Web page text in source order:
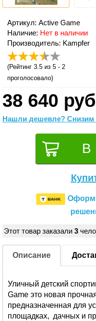
Артикул: Active Game
Наличие: Нет в наличии
Производитель: Kampfer
(Рейтинг 3.5 из 5 - 2
проголосовало)
38 640 руб
Нашли дешевле? Снизим
Этот товар заказали 3
Описание
Уличный детский
Game это новая
предназначенная для
площадках, дачных и